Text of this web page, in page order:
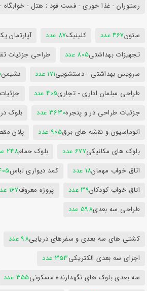
رستوران - غذا خوری - فست فود ; هتل - خوابگاه
ستون467 عدد کلینیک87 عدد آپارتمان
تجهیزات بهداشتی805 عدد طراحی جزئیات
سرویس بهداشتی - دستشویی171 عدد نشیمن
طراحی مبلمان اداری - تجاری405 عدد
جزئیات طراحی در و پنجره3630 عدد بلوک
اتوماسیون و نقشه های برق905 عدد پلان
بلوک های مکانیکی677 عدد بلوک حمام248 عدد
اتاق خواب مهمان18 عدد کمد دیواری لباس405
اتاق خواب کودکان39 عدد پروژه معروف167 عدد
طراحی سه بعدی598 عدد
کشتی های سه بعدی و سفرهای دریایی98 عدد
اجزای سه بعدی الکتریکی353 عدد
سه بعدی بلوک های نگهدارنده مسکونی355 عدد